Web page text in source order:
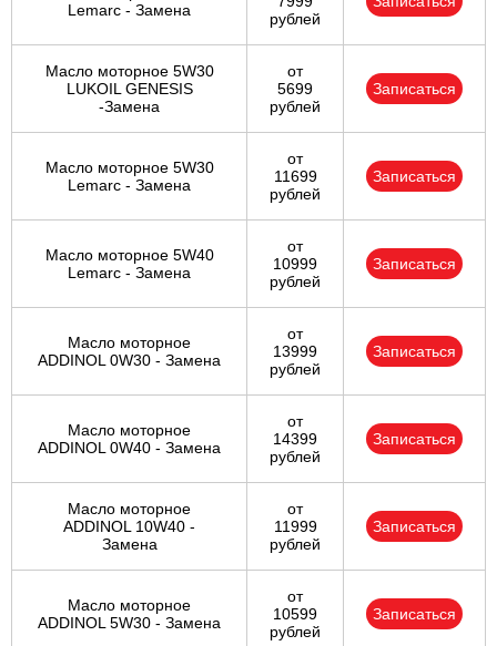
Lemarc - Замена
рублей
Масло моторное 5W30
LUKOIL GENESIS
-Замена
от
5699
рублей
Записаться
Масло моторное 5W30
Lemarc - Замена
от
11699
рублей
Записаться
Масло моторное 5W40
Lemarc - Замена
от
10999
рублей
Записаться
Масло моторное
ADDINOL 0W30 - Замена
от
13999
рублей
Записаться
Масло моторное
ADDINOL 0W40 - Замена
от
14399
рублей
Записаться
Масло моторное
ADDINOL 10W40 -
Замена
от
11999
рублей
Записаться
Масло моторное
ADDINOL 5W30 - Замена
от
10599
рублей
Записаться